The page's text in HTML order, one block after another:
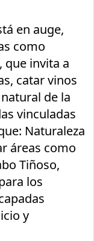
en auge,
como
que invita a
catar vinos
de la
vinculadas
Naturaleza
áreas como
Tiñoso,
los
y